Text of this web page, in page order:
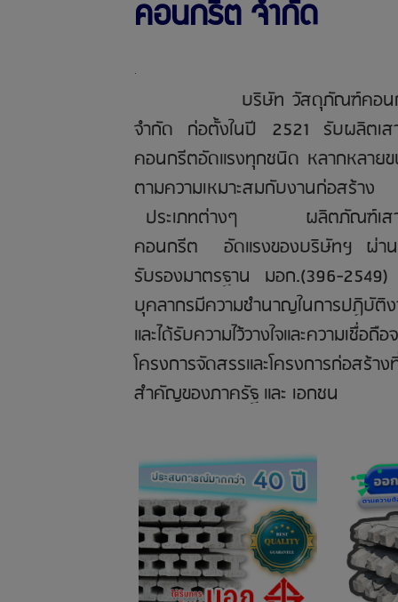
คอนกรีต จำกัด
.
บริษัท วัสดุภัณฑ์คอน
จำกัด ก่อตั้งในปี 2521 รับผลิตเส
คอนกรีตอัดแรงทุกชนิด หลากหลาย
ตามความเหมาะสมกับงานก่อสร้าง
ประเภทต่างๆ ผลิตภัณฑ์เสา
คอนกรีต อัดแรงของบริษัทฯ ผ่า
รับรองมาตรฐาน มอก.(396-2549)
บุคลากรมีความชำนาญในการปฏิบัติ
และได้รับความไว้วางใจและความเชื่อถือ
โครงการจัดสรรและโครงการก่อสร้าง
สำคัญของภาครัฐ และ เอกชน